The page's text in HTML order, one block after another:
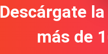
Descárgate
más de